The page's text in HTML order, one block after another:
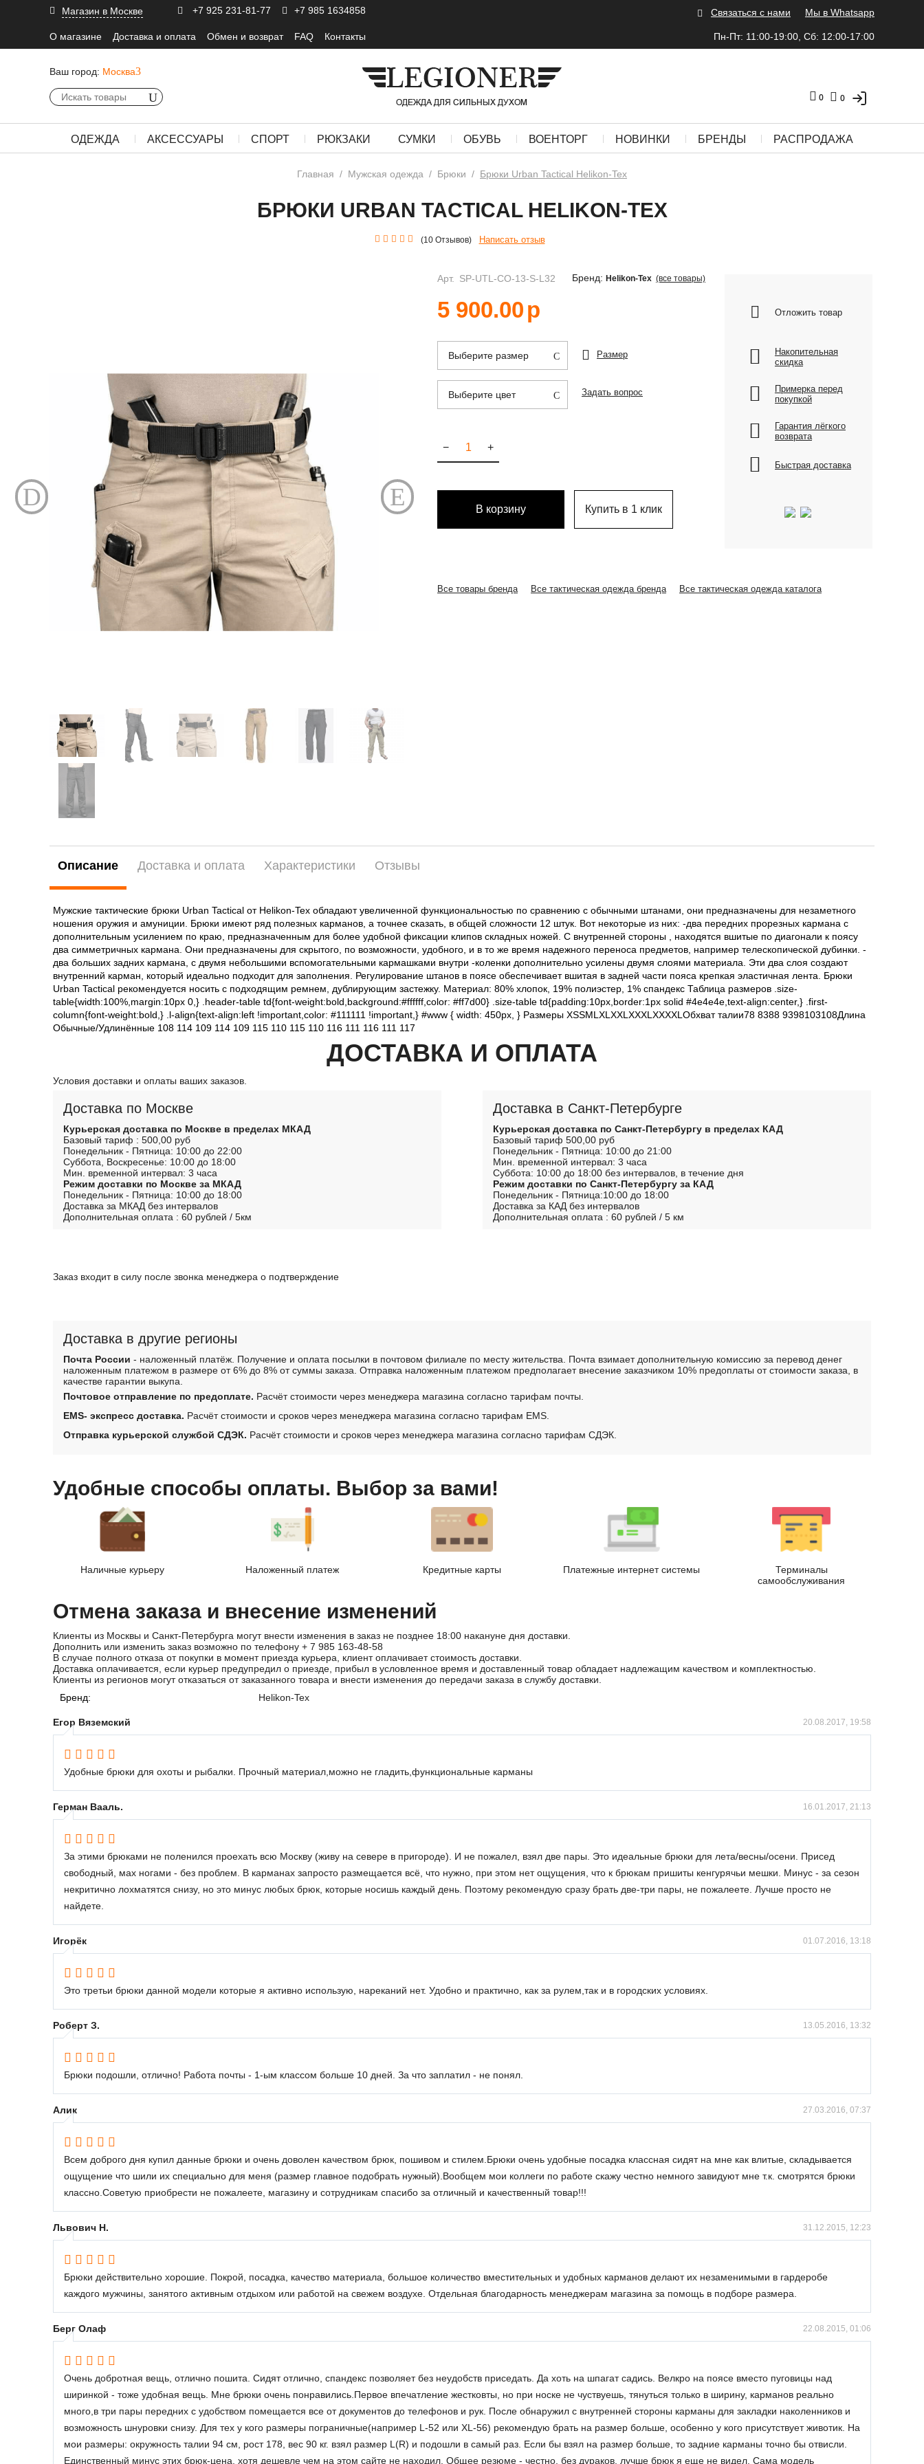
Магазин в Москве +7 925 231-81-77 +7 985 1634858 Связаться с нами Мы в Whatsapp
О магазине Доставка и оплата Обмен и возврат FAQ Контакты Пн-Пт: 11:00-19:00, Сб: 12:00-17:00
Ваш город: Москва
0
0
ОДЕЖДА АКСЕССУАРЫ СПОРТ РЮКЗАКИ СУМКИ ОБУВЬ ВОЕНТОРГ НОВИНКИ БРЕНДЫ РАСПРОДАЖА
Главная / Мужская одежда / Брюки / Брюки Urban Tactical Helikon-Tex
БРЮКИ URBAN TACTICAL HELIKON-TEX
(10 Отзывов) Написать отзыв
Арт. SP-UTL-CO-13-S-L32 Бренд: Helikon-Tex (все товары)
5 900.00р
Выберите размер
Выберите цвет
Размер
Задать вопрос
+
−
В корзину Купить в 1 клик
Отложить товар
Накопительная
скидка
Примерка перед
покупкой
Гарантия лёгкого
возврата
Быстрая доставка
Все товары бренда Все тактическая одежда бренда Все тактическая одежда каталога
Описание Доставка и оплата Характеристики Отзывы
Мужские тактические брюки Urban Tactical от Helikon-Tex обладают увеличенной функциональностью по сравнению с обычными штанами, они предназначены для незаметного
ношения оружия и амуниции. Брюки имеют ряд полезных карманов, а точнее сказать, в общей сложности 12 штук. Вот некоторые из них: -два передних прорезных кармана с
дополнительным усилением по краю, предназначенным для более удобной фиксации клипов складных ножей. C внутренней стороны , находятся вшитые по диагонали к поясу
два симметричных кармана. Они предназначены для скрытого, по возможности, удобного, и в то же время надежного переноса предметов, например телескопической дубинки. -
два больших задних кармана, с двумя небольшими вспомогательными кармашками внутри -коленки дополнительно усилены двумя слоями материала. Эти два слоя создают
внутренний карман, который идеально подходит для заполнения. Регулирование штанов в поясе обеспечивает вшитая в задней части пояса крепкая эластичная лента. Брюки
Urban Tactical рекомендуется носить с подходящим ремнем, дублирующим застежку. Материал: 80% хлопок, 19% полиэстер, 1% спандекс Таблица размеров .size-
table{width:100%,margin:10px 0,} .header-table td{font-weight:bold,background:#ffffff,color: #ff7d00} .size-table td{padding:10px,border:1px solid #4e4e4e,text-align:center,} .first-
column{font-weight:bold,} .l-align{text-align:left !important,color: #111111 !important,} #www { width: 450px, } Размеры XSSMLXLXXLXXXLXXXXLОбхват талии78 8388 9398103108Длина
Обычные/Удлинённые 108 114 109 114 109 115 110 115 110 116 111 116 111 117
ДОСТАВКА И ОПЛАТА
Условия доставки и оплаты ваших заказов.
Доставка по Москве
Курьерская доставка по Москве в пределах МКАД
Базовый тариф : 500,00 руб
Понедельник - Пятница: 10:00 до 22:00
Суббота, Воскресенье: 10:00 до 18:00
Мин. временной интервал: 3 часа
Режим доставки по Москве за МКАД
Понедельник - Пятница: 10:00 до 18:00
Доставка за МКАД без интервалов
Дополнительная оплата : 60 рублей / 5км
Доставка в Санкт-Петербурге
Курьерская доставка по Санкт-Петербургу в пределах КАД
Базовый тариф 500,00 руб
Понедельник - Пятница: 10:00 до 21:00
Мин. временной интервал: 3 часа
Суббота: 10:00 до 18:00 без интервалов, в течение дня
Режим доставки по Санкт-Петербургу за КАД
Понедельник - Пятница:10:00 до 18:00
Доставка за КАД без интервалов
Дополнительная оплата : 60 рублей / 5 км
Заказ входит в силу после звонка менеджера о подтверждение
Доставка в другие регионы
Почта России - наложенный платёж. Получение и оплата посылки в почтовом филиале по месту жительства. Почта взимает дополнительную комиссию за перевод денег
наложенным платежом в размере от 6% до 8% от суммы заказа. Отправка наложенным платежом предполагает внесение заказчиком 10% предоплаты от стоимости заказа, в
качестве гарантии выкупа.
Почтовое отправление по предоплате. Расчёт стоимости через менеджера магазина согласно тарифам почты.
EMS- экспресс доставка. Расчёт стоимости и сроков через менеджера магазина согласно тарифам EMS.
Отправка курьерской службой СДЭК. Расчёт стоимости и сроков через менеджера магазина согласно тарифам СДЭК.
Удобные способы оплаты. Выбор за вами!
Наличные курьеру Наложенный платеж Кредитные карты Платежные интернет системы
Терминалы
самообслуживания
Отмена заказа и внесение изменений
Клиенты из Москвы и Санкт-Петербурга могут внести изменения в заказ не позднее 18:00 накануне дня доставки.
Дополнить или изменить заказ возможно по телефону + 7 985 163-48-58
В случае полного отказа от покупки в момент приезда курьера, клиент оплачивает стоимость доставки.
Доставка оплачивается, если курьер предупредил о приезде, прибыл в условленное время и доставленный товар обладает надлежащим качеством и комплектностью.
Клиенты из регионов могут отказаться от заказанного товара и внести изменения до передачи заказа в службу доставки.
Бренд:
Helikon-Tex
Егор Вяземский 20.08.2017, 19:58
Удобные брюки для охоты и рыбалки. Прочный материал,можно не гладить,функциональные карманы
Герман Вааль. 16.01.2017, 21:13
За этими брюками не поленился проехать всю Москву (живу на севере в пригороде). И не пожалел, взял две пары. Это идеальные брюки для лета/весны/осени. Присед
свободный, мах ногами - без проблем. В карманах запросто размещается всё, что нужно, при этом нет ощущения, что к брюкам пришиты кенгурячьи мешки. Минус - за сезон
некритично лохматятся снизу, но это минус любых брюк, которые носишь каждый день. Поэтому рекомендую сразу брать две-три пары, не пожалеете. Лучше просто не
найдете.
Игорёк 01.07.2016, 13:18
Это третьи брюки данной модели которые я активно использую, нареканий нет. Удобно и практично, как за рулем,так и в городских условиях.
Роберт З. 13.05.2016, 13:32
Брюки подошли, отлично! Работа почты - 1-ым классом больше 10 дней. За что заплатил - не понял.
Алик 27.03.2016, 07:37
Всем доброго дня купил данные брюки и очень доволен качеством брюк, пошивом и стилем.Брюки очень удобные посадка классная сидят на мне как влитые, складывается
ощущение что шили их специально для меня (размер главное подобрать нужный).Вообщем мои коллеги по работе скажу честно немного завидуют мне т.к. смотрятся брюки
классно.Советую приобрести не пожалеете, магазину и сотрудникам спасибо за отличный и качественный товар!!!
Львович Н. 31.12.2015, 12:23
Брюки действительно хорошие. Покрой, посадка, качество материала, большое количество вместительных и удобных карманов делают их незаменимыми в гардеробе
каждого мужчины, занятого активным отдыхом или работой на свежем воздухе. Отдельная благодарность менеджерам магазина за помощь в подборе размера.
Берг Олаф 22.08.2015, 01:06
Очень добротная вещь, отлично пошита. Сидят отлично, спандекс позволяет без неудобств приседать. Да хоть на шпагат садись. Велкро на поясе вместо пуговицы над
ширинкой - тоже удобная вещь. Мне брюки очень понравились.Первое впечатление жестковты, но при носке не чуствуешь, тянуться только в ширину, карманов реально
много,в три пары передних с удобством помещается все от документов до телефонов и рук. После обнаружил с внутренней стороны карманы для закладки наколенников и
возможность шнуровки снизу. Для тех у кого размеры пограничные(например L-52 или XL-56) рекомендую брать на размер больше, особенно у кого присутствует животик. На
мои размеры: окружность талии 94 см, рост 178, вес 90 кг. взял размер L(R) и подошли в самый раз. Если бы взял на размер больше, то задние карманы точно бы отвисли.
Единственный минус этих брюк-цена, хотя дешевле чем на этом сайте не находил. Общее резюме - честно, без дураков, лучше брюк я еще не видел. Сама модель